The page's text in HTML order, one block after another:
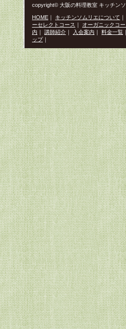
copyright© 大阪の料理教室 キッチン
HOME ｜ キッチンソムリエについて ｜
ーセレクトコース ｜ オーガニックコー
内 ｜ 講師紹介 ｜ 入会案内 ｜ 料金一覧 ｜
ップ｜